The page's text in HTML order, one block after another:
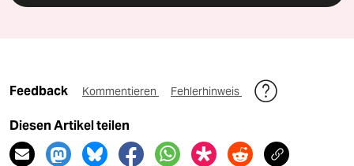
Feedback Kommentieren Fehlerhinweis
Diesen Artikel teilen